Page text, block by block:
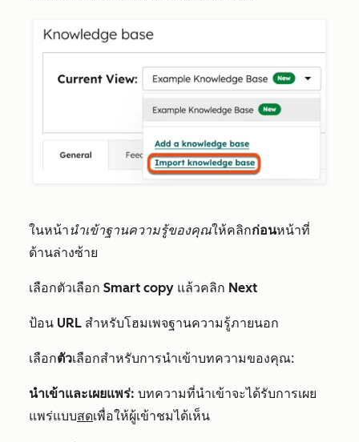
ในหน้านำเข้าฐานความรู้ของคุณให้คลิกก่อนหน้าที่
ด้านล่างซ้าย
เลือกตัวเลือก Smart copy แล้วคลิก Next
ป้อน URL สำหรับโฮมเพจฐานความรู้ภายนอก
เลือกตัวเลือกสำหรับการนำเข้าบทความของคุณ:
นำเข้าและเผยแพร่: บทความที่นำเข้าจะได้รับการเผย
แพร่แบบสดเพื่อให้ผู้เข้าชมได้เห็น